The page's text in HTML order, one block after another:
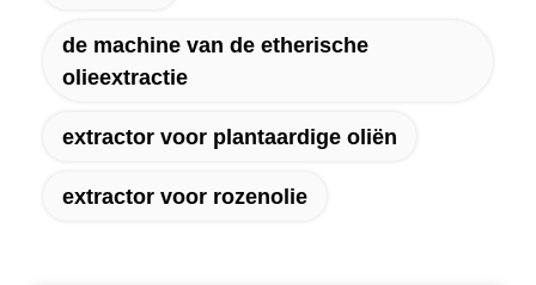
de machine van de etherische
olieextractie
extractor voor plantaardige oliën
extractor voor rozenolie